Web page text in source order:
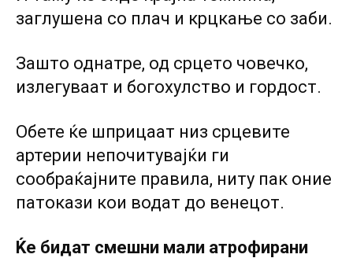
заглушена со плач и крцкање со заби.
Зашто однатре, од срцето човечко,
излегуваат и богохулство и гордост.
Обете ќе шприцаат низ срцевите
артерии непочитувајќи ги
сообраќајните правила, ниту пак оние
патокази кои водат до венецот.
Ќе бидат смешни мали атрофирани